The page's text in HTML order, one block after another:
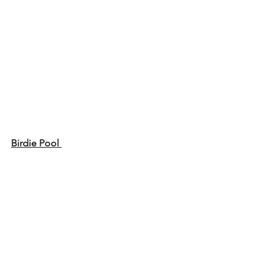
Birdie Pool